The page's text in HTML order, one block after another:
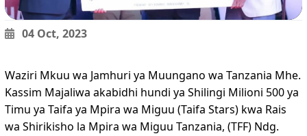
04 Oct, 2023
Waziri Mkuu wa Jamhuri ya Muungano wa Tanzania Mhe.
Kassim Majaliwa akabidhi hundi ya Shilingi Milioni 500 ya
Timu ya Taifa ya Mpira wa Miguu (Taifa Stars) kwa Rais
wa Shirikisho la Mpira wa Miguu Tanzania, (TFF) Ndg.